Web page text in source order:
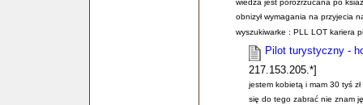
wiedza jest porozrzucana po
obnizył wymagania na przyjecia
wyszukiwarke : PLL LOT kariera
Pilot turystyczny -
217.153.205.*]
jestem kobietą i mam 30 tyś
się do tego zabrać nie znam